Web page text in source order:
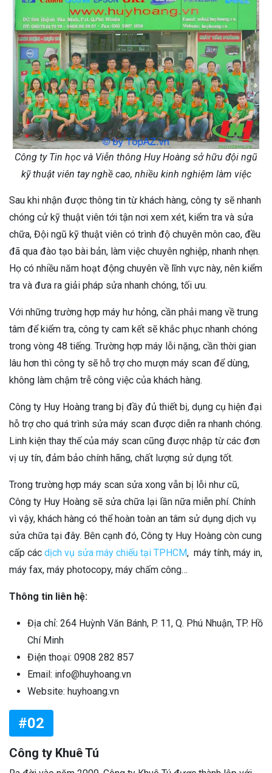
Công ty Tin học và Viễn thông Huy Hoàng sở hữu đội ngũ
kỹ thuật viên tay nghề cao, nhiều kinh nghiệm làm việc
Sau khi nhận được thông tin từ khách hàng, công ty sẽ nhanh
chóng cử kỹ thuật viên tới tận nơi xem xét, kiểm tra và sửa
chữa, Đội ngũ kỹ thuật viên có trình độ chuyên môn cao, đều
đã qua đào tạo bài bản, làm việc chuyên nghiệp, nhanh nhẹn.
Họ có nhiều năm hoạt động chuyên về lĩnh vực này, nên kiểm
tra và đưa ra giải pháp sửa nhanh chóng, tối ưu.
Với những trường hợp máy hư hỏng, cần phải mang về trung
tâm để kiểm tra, công ty cam kết sẽ khắc phục nhanh chóng
trong vòng 48 tiếng. Trường hợp máy lỗi nặng, cần thời gian
lâu hơn thì công ty sẽ hỗ trợ cho mượn máy scan để dùng,
không làm chậm trễ công việc của khách hàng.
Công ty Huy Hoàng trang bị đầy đủ thiết bị, dụng cụ hiện đại
hỗ trợ cho quá trình sửa máy scan được diễn ra nhanh chóng.
Linh kiện thay thế của máy scan cũng được nhập từ các đơn
vị uy tín, đảm bảo chính hãng, chất lượng sử dụng tốt.
Trong trường hợp máy scan sửa xong vẫn bị lỗi như cũ,
Công ty Huy Hoàng sẽ sửa chữa lại lần nữa miễn phí. Chính
vì vậy, khách hàng có thể hoàn toàn an tâm sử dụng dịch vụ
sửa chữa tại đây. Bên cạnh đó, Công ty Huy Hoàng còn cung
cấp các dịch vụ sửa máy chiếu tại TPHCM, máy tính, máy in,
máy fax, máy photocopy, máy chấm công…
Thông tin liên hệ:
Địa chỉ: 264 Huỳnh Văn Bánh, P. 11, Q. Phú Nhuận, TP. Hồ
Chí Minh
Điện thoại: 0908 282 857
Email: info@huyhoang.vn
Website: huyhoang.vn
#02
Công ty Khuê Tú